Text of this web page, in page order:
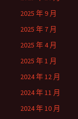
2025 年 9 月
2025 年 7 月
2025 年 4 月
2025 年 1 月
2024 年 12 月
2024 年 11 月
2024 年 10 月